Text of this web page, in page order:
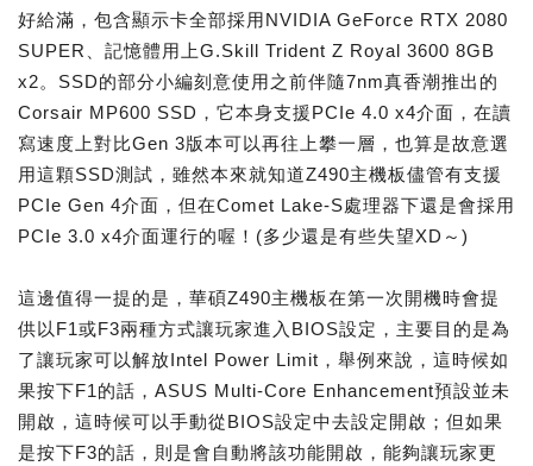
好給滿，包含顯示卡全部採用NVIDIA GeForce RTX 2080
SUPER、記憶體用上G.Skill Trident Z Royal 3600 8GB
x2。SSD的部分小編刻意使用之前伴隨7nm真香潮推出的
Corsair MP600 SSD，它本身支援PCIe 4.0 x4介面，在讀
寫速度上對比Gen 3版本可以再往上攀一層，也算是故意選
用這顆SSD測試，雖然本來就知道Z490主機板儘管有支援
PCIe Gen 4介面，但在Comet Lake-S處理器下還是會採用
PCIe 3.0 x4介面運行的喔！(多少還是有些失望XD～)
這邊值得一提的是，華碩Z490主機板在第一次開機時會提
供以F1或F3兩種方式讓玩家進入BIOS設定，主要目的是為
了讓玩家可以解放Intel Power Limit，舉例來說，這時候如
果按下F1的話，ASUS Multi-Core Enhancement預設並未
開啟，這時候可以手動從BIOS設定中去設定開啟；但如果
是按下F3的話，則是會自動將該功能開啟，能夠讓玩家更